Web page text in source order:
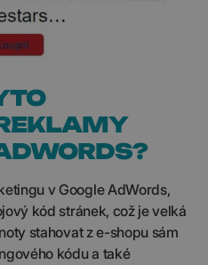
v Google AdWords,
kód stránek, což je velká
stahovat z e-shopu sám
kódu a také